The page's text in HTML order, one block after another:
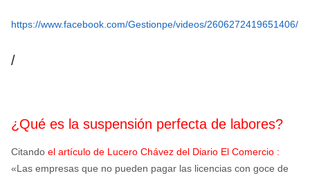
https://www.facebook.com/Gestionpe/videos/2606272419651406/
/
¿Qué es la suspensión perfecta de labores?
Citando el artículo de Lucero Chávez del Diario El Comercio :
«Las empresas que no pueden pagar las licencias con goce de